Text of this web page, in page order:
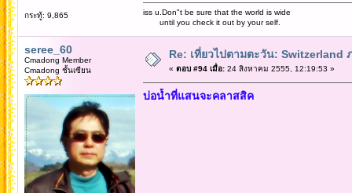
กระทู้: 9,865
iss u.Don"t be sure that the world is wide
until you check it out by your self.
seree_60
Cmadong Member
Cmadong ชั้นเซียน
Re: เที่ยวไปตามตะวัน: Switzerland
« ตอบ #94 เมื่อ:24 สิงหาคม 2555, 12:19:53 »
บ่อน้ำที่แสนจะคลาสสิค